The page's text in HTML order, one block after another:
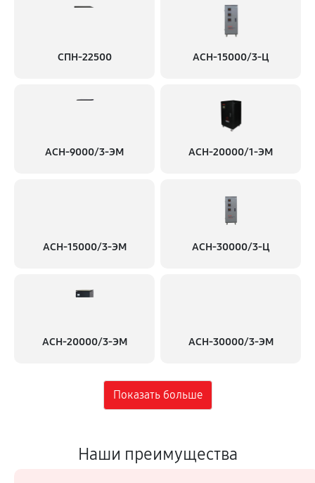
СПН-22500 АСН-15000/3-Ц
АСН-9000/3-ЭМ АСН-20000/1-ЭМ
АСН-15000/3-ЭМ АСН-30000/3-Ц
АСН-20000/3-ЭМ АСН-30000/3-ЭМ
Наши преимущества